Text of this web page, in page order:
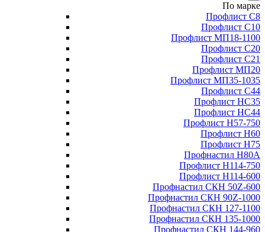
По марке
Профлист С8
Профлист С10
Профлист МП18-1100
Профлист С20
Профлист С21
Профлист МП20
Профлист МП35-1035
Профлист С44
Профлист НС35
Профлист НС44
Профлист Н57-750
Профлист Н60
Профлист Н75
Профнастил Н80А
Профлист Н114-750
Профлист Н114-600
Профнастил СКН 50Z-600
Профнастил СКН 90Z-1000
Профнастил СКН 127-1100
Профнастил СКН 135-1000
Профнастил СКН 144-960